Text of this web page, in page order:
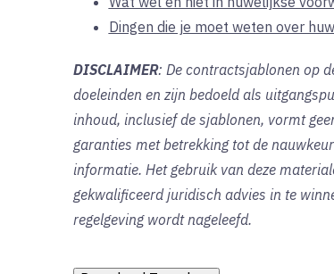
Dingen die je moet weten over
DISCLAIMER: De contractsjablonen op
doeleinden en zijn bedoeld als
inhoud, inclusief de sjablonen, vormt
garanties met betrekking tot de
informatie. Het gebruik van deze
gekwalificeerd juridisch advies in te
regelgeving wordt nageleefd.